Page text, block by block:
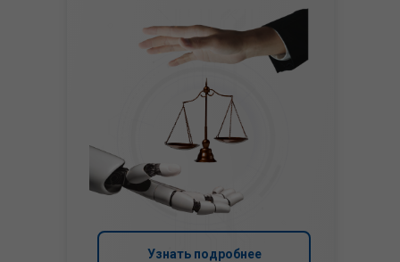
Узнать подробнее